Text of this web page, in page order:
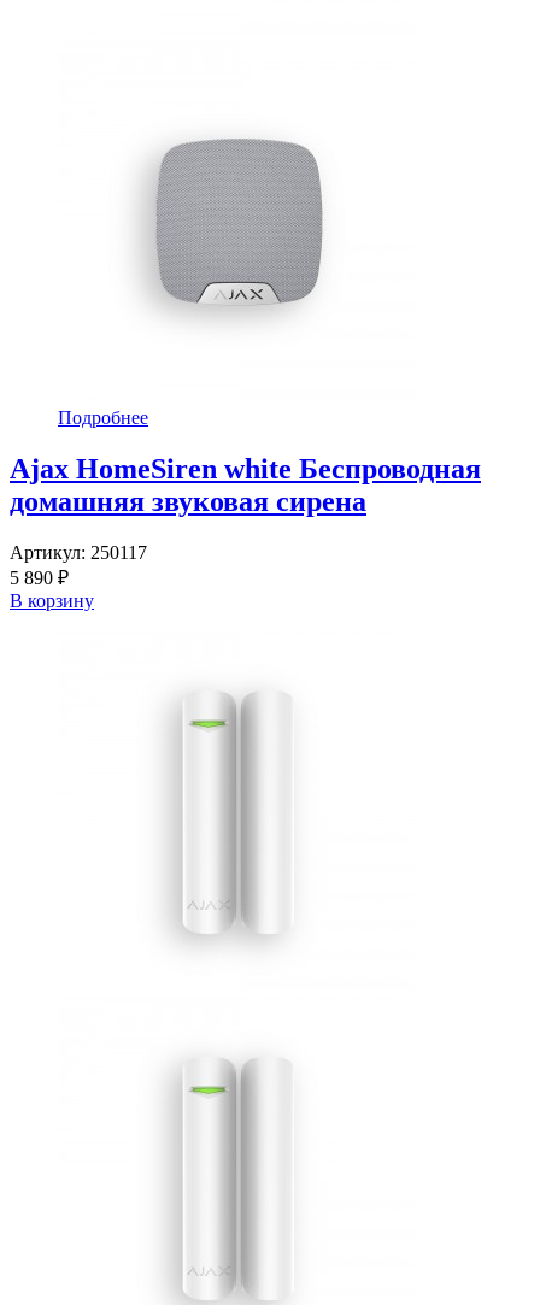
Подробнее
Ajax HomeSiren white Беспроводная
домашняя звуковая сирена
Артикул: 250117
5 890 ₽
В корзину